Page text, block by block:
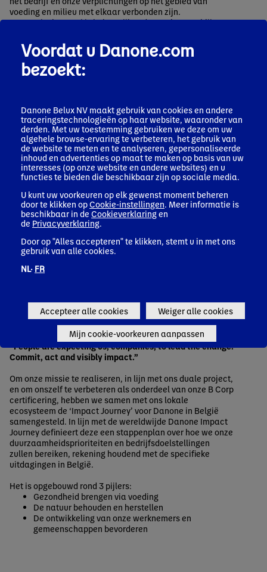
voeding en milieu met elkaar verbonden zijn.
Economische groei is belangrijk zodat we kunnen blijven
wetenschap achter de gezondheidsvoordelen,
ingrediënten van hoge kwaliteit en duurzame productie.
Dit is de betekenis van ons duale project, dat waarde
creëert voor de gemeenschap, de planeet en ons bedrijf.
Onze duurzaamheidsambities
2025-2030
“People are expecting us, companies, to lead the change.
Commit, act and visibly impact.”
Om onze missie te realiseren, in lijn met ons duale project,
en om onszelf te verbeteren als onderdeel van onze B Corp
certificering, hebben we samen met ons lokale
ecosysteem de ‘Impact Journey’ voor Danone in België
samengesteld. In lijn met de wereldwijde Danone Impact
Journey definieert deze een stappenplan over hoe we onze
duurzaamheidsprioriteiten en bedrijfsdoelstellingen
zullen bereiken, rekening houdend met de specifieke
uitdagingen in België.
Het is opgebouwd rond 3 pijlers:
Gezondheid brengen via voeding
De natuur behouden en herstellen
De ontwikkeling van onze werknemers en
gemeenschappen bevorderen
Voordat u Danone.com
bezoekt:
Danone Belux NV maakt gebruik van cookies en andere
traceringstechnologieën op haar website, waaronder van
derden. Met uw toestemming gebruiken we deze om uw
algehele browse-ervaring te verbeteren, het gebruik van
de website te meten en te analyseren, gepersonaliseerde
inhoud en advertenties op maat te maken op basis van uw
interesses (op onze website en andere websites) en u
functies te bieden die beschikbaar zijn op sociale media.
U kunt uw voorkeuren op elk gewenst moment beheren
door te klikken opCookie-instellingen . Meer informatie is
beschikbaar in de Cookieverklaring en
de Privacyverklaring
Door op "Alles accepteren" te klikken, stemt u in met ons
gebruik van alle cookies.
NL· FR
Accepteer alle cookies Weiger alle cookies
Mijn cookie-voorkeuren aanpassen